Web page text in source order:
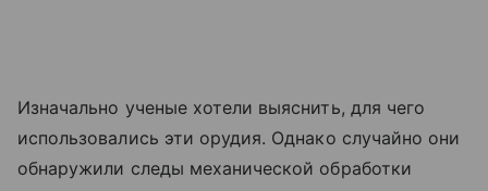
Изначально ученые хотели выяснить, для чего
использовались эти орудия. Однако случайно они
обнаружили следы механической обработки